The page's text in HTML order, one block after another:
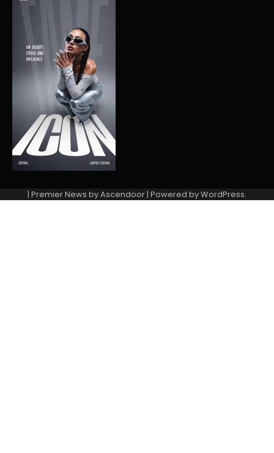
| Premier News byAscendoor| Powered byWordPress.